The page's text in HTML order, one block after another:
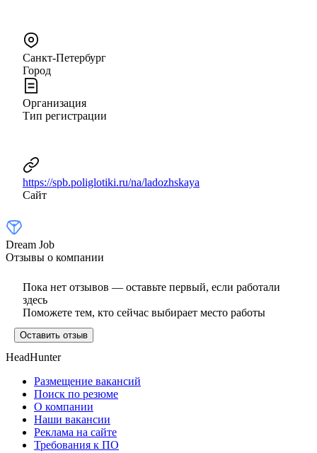
Санкт-Петербург
Город
Организация
Тип регистрации
https://spb.poliglotiki.ru/na/ladozhskaya
Сайт
Dream Job
Отзывы о компании
Пока нет отзывов — оставьте первый, если работали
здесь
Поможете тем, кто сейчас выбирает место работы
Оставить отзыв
HeadHunter
Размещение вакансий
Поиск по резюме
О компании
Наши вакансии
Реклама на сайте
Требования к ПО